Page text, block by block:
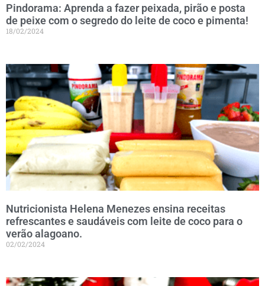
Pindorama: Aprenda a fazer peixada, pirão e posta
de peixe com o segredo do leite de coco e pimenta!
18/02/2024
Nutricionista Helena Menezes ensina receitas
refrescantes e saudáveis com leite de coco para o
verão alagoano.
02/02/2024